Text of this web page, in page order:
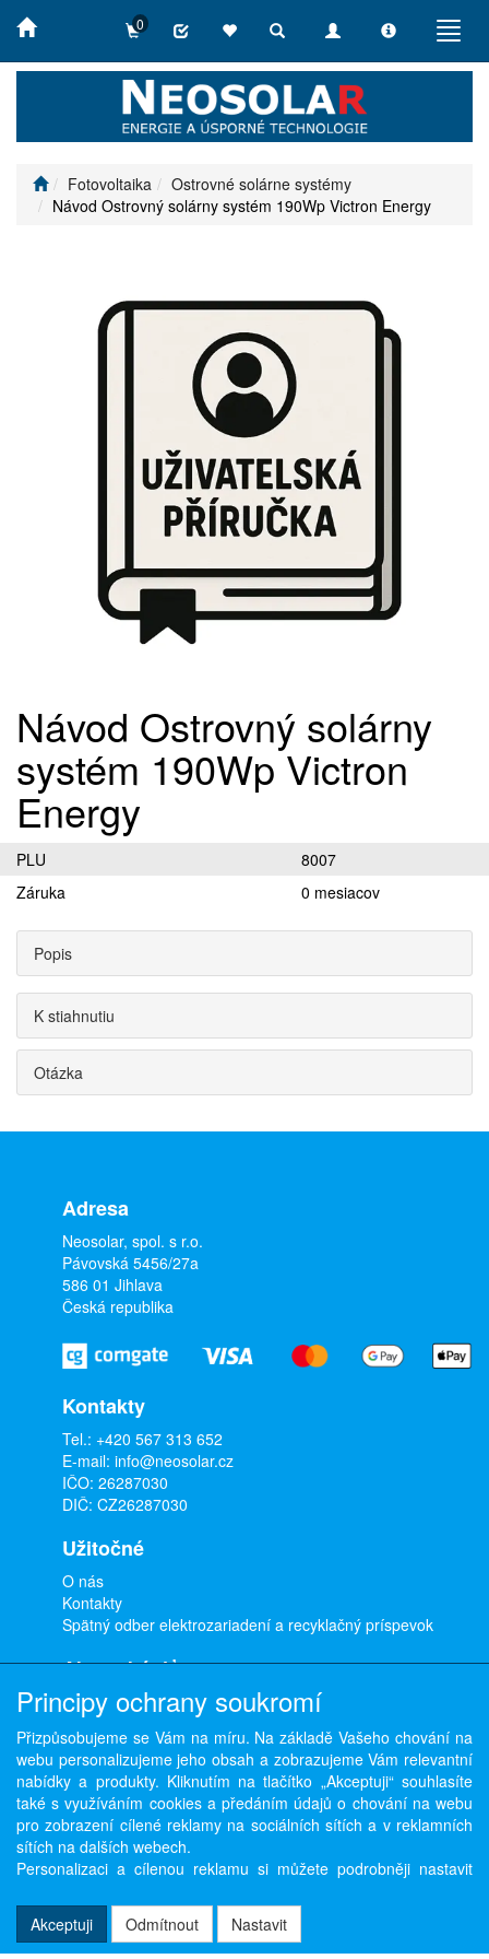
Toggle
Toggle
Toggle
0
Fotovoltaika
Ostrovné solárne systémy
Návod Ostrovný solárny systém 190Wp Victron Energy
Návod Ostrovný solárny
systém 190Wp Victron
Energy
PLU
8007
Záruka
0 mesiacov
Popis
K stiahnutiu
Otázka
Adresa
Neosolar, spol. s r.o.
Pávovská 5456/27a
586 01 Jihlava
Česká republika
Kontakty
Tel.: +420 567 313 652
E-mail: info@neosolar.cz
IČO: 26287030
DIČ: CZ26287030
Užitočné
O nás
Kontakty
Spätný odber elektrozariadení a recyklačný príspevok
Ako nakúpiť
Doprava a platba
Obchodné podmienky
Ochrana osobných údajov
Odstúpenie od zmluvy
Copyright © ABRA Software a.s. 2026,
Principy ochrany soukromí
Přizpůsobujeme se Vám na míru. Na základě Vašeho chování na
webu personalizujeme jeho obsah a zobrazujeme Vám relevantní
nabídky a produkty. Kliknutím na tlačítko „Akceptuji“ souhlasíte
také s využíváním cookies a předáním údajů o chování na webu
pro zobrazení cílené reklamy na sociálních sítích a v reklamních
sítích na dalších webech.
Personalizaci a cílenou reklamu si můžete podrobněji nastavit
Akceptuji
Odmítnout Nastavit